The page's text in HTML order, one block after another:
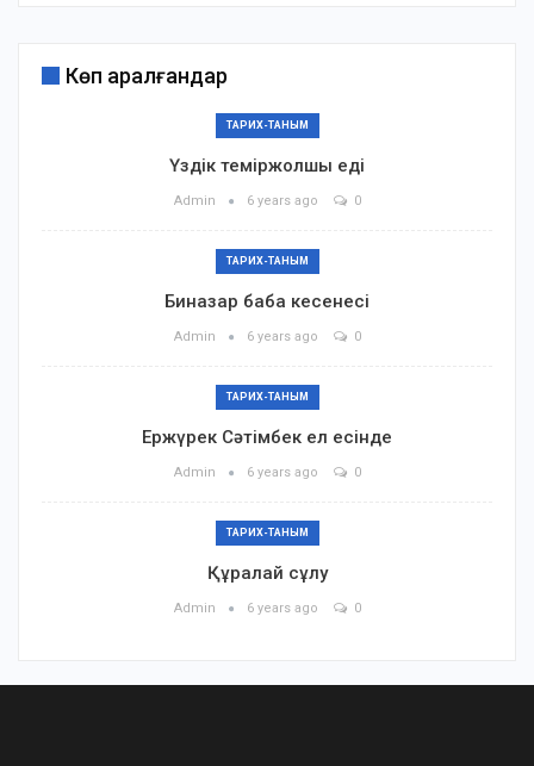
Көп қаралғандар
ТАРИХ-ТАНЫМ
Үздік теміржолшы еді
Admin 6 years ago 0
ТАРИХ-ТАНЫМ
Биназар баба кесенесі
Admin 6 years ago 0
ТАРИХ-ТАНЫМ
Ержүрек Сәтімбек ел есінде
Admin 6 years ago 0
ТАРИХ-ТАНЫМ
Құралай сұлу
Admin 6 years ago 0